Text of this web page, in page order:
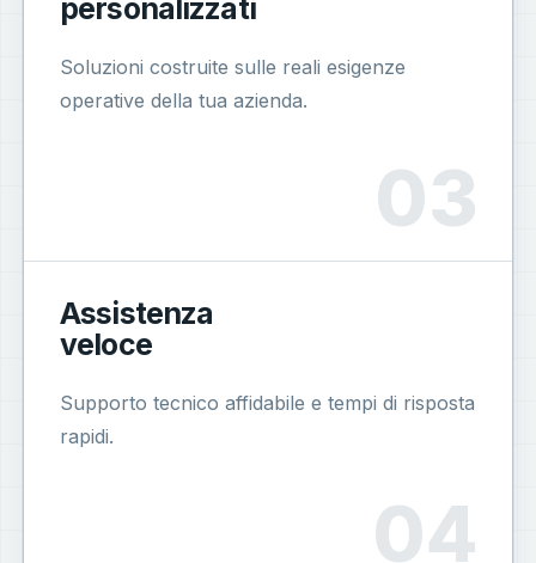
personalizzati
Soluzioni costruite sulle reali esigenze
operative della tua azienda.
Assistenza
veloce
Supporto tecnico affidabile e tempi di risposta
rapidi.